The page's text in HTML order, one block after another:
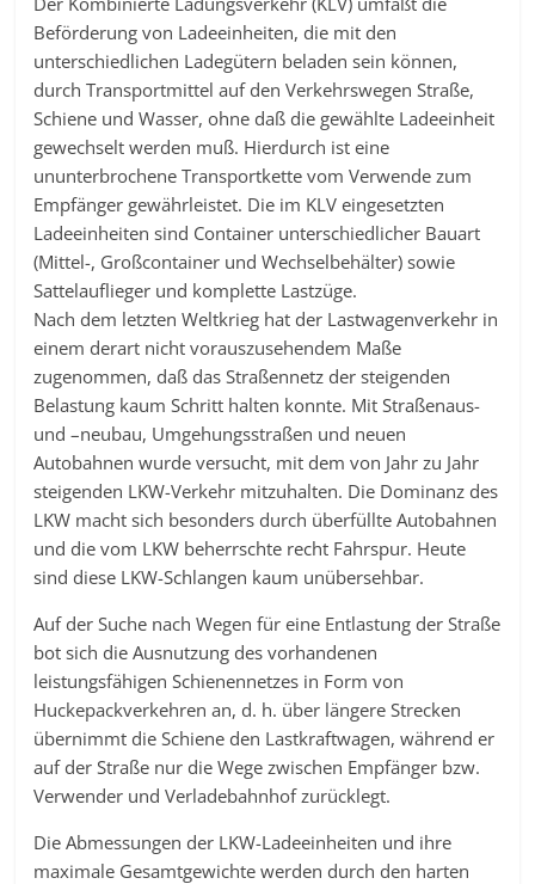
Beförderung von Ladeeinheiten, die mit den
unterschiedlichen Ladegütern beladen sein können,
durch Transportmittel auf den Verkehrswegen Straße,
Schiene und Wasser, ohne daß die gewählte Ladeeinheit
gewechselt werden muß. Hierdurch ist eine
ununterbrochene Transportkette vom Verwende zum
Empfänger gewährleistet. Die im KLV eingesetzten
Ladeeinheiten sind Container unterschiedlicher Bauart
(Mittel-, Großcontainer und Wechselbehälter) sowie
Sattelauflieger und komplette Lastzüge.
Nach dem letzten Weltkrieg hat der Lastwagenverkehr in
einem derart nicht vorauszusehendem Maße
zugenommen, daß das Straßennetz der steigenden
Belastung kaum Schritt halten konnte. Mit Straßenaus-
und –neubau, Umgehungsstraßen und neuen
Autobahnen wurde versucht, mit dem von Jahr zu Jahr
steigenden LKW-Verkehr mitzuhalten. Die Dominanz des
LKW macht sich besonders durch überfüllte Autobahnen
und die vom LKW beherrschte recht Fahrspur. Heute
sind diese LKW-Schlangen kaum unübersehbar.
Auf der Suche nach Wegen für eine Entlastung der Straße
bot sich die Ausnutzung des vorhandenen
leistungsfähigen Schienennetzes in Form von
Huckepackverkehren an, d. h. über längere Strecken
übernimmt die Schiene den Lastkraftwagen, während er
auf der Straße nur die Wege zwischen Empfänger bzw.
Verwender und Verladebahnhof zurücklegt.
Die Abmessungen der LKW-Ladeeinheiten und ihre
maximale Gesamtgewichte werden durch den harten